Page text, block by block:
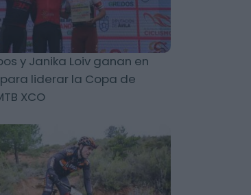
y Janika Loiv ganan en
liderar la Copa de
XCO